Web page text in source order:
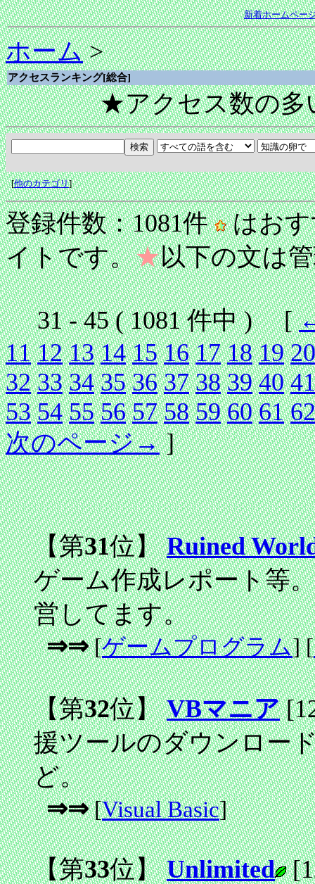
新着ホームペー
ホーム>
アクセスランキング[総合]
★アクセス数の多
[他のカテゴリ]
登録件数：1081件 はお
イトです。★以下の文は
31 - 45 ( 1081 件中 ) [
11 12 13 14 15 16 17 18 19 20
32 33 34 35 36 37 38 39 40 41
53 54 55 56 57 58 59 60 61 62
次のページ→]
【第31位】Ruined
ゲーム作成レポート等
営してます。
⇒⇒[ゲームプログラム] [
【第32位】VBマニア
援ツールのダウンロー
ど。
⇒⇒[Visual Basic]
【第33位】Unlimited